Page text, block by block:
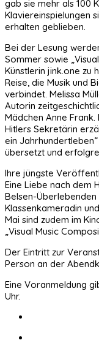
gab sie mehr als 100
Klaviereinspielungen
erhalten geblieben.
Bei der Lesung
Sommer sowie
Künstlerin jink.one zu
Reise, die Musik und
verbindet. Melissa
Autorin
Mädchen Anne Frank.
Hitlers Sekretärin
ein
übersetzt und
Ihre jüngste
Eine Liebe nach dem
Belsen-
Klassenkameradin
Mai sind zudem im
„Visual Music
Der Eintritt zur
Person an der
Eine Voranmeldung
Uhr.